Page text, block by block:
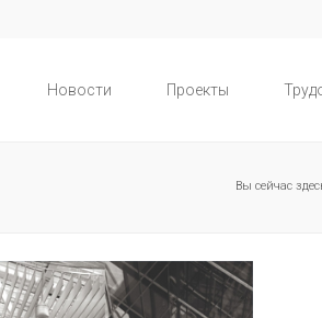
Новости Проекты
Вы сейчас